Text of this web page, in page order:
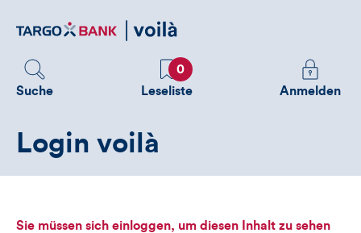
zum
Suche
Favoriten
0
Leseliste
Melden
Sie
sehen
Anmelden
Login voilà
Sie müssen sich einloggen, um diesen Inhalt zu sehen